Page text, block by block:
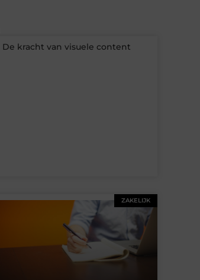
De kracht van visuele content
ZAKELIJK